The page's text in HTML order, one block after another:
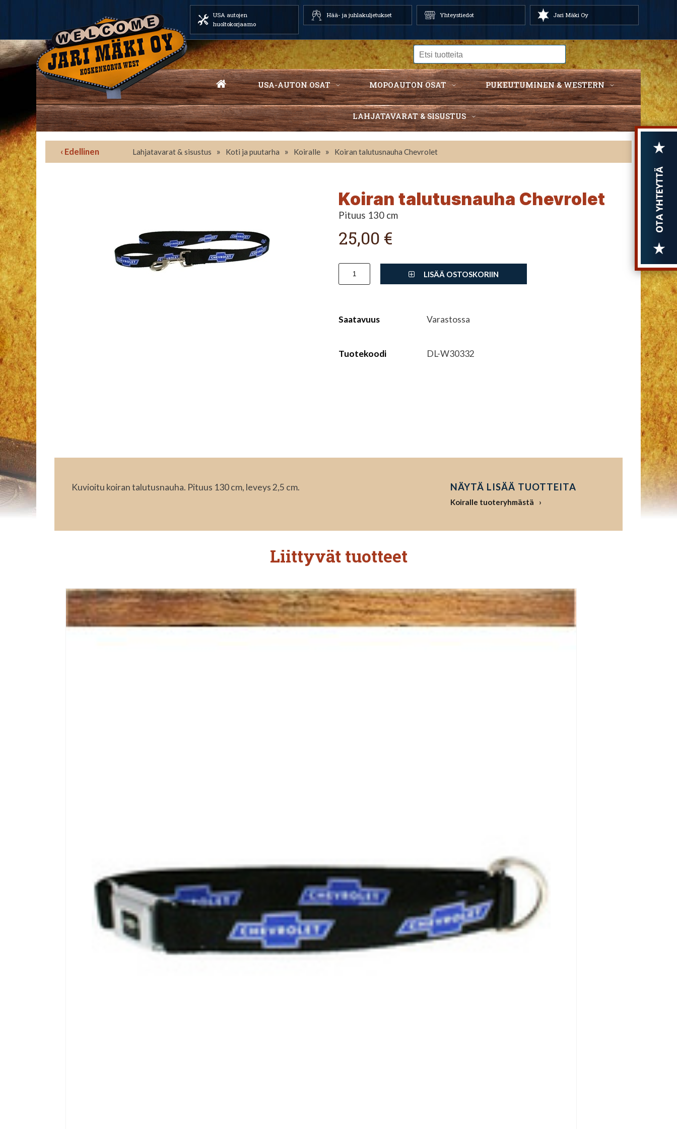
USA autojen
huoltokorjaamo
Hää- ja juhlakuljetukset Yhteystiedot Jari Mäki Oy
USA-AUTON OSAT MOPOAUTON OSAT PUKEUTUMINEN & WESTERN
LAHJATAVARAT & SISUSTUS
‹ Edellinen Lahjatavarat & sisustus » Koti ja puutarha » Koiralle » Koiran talutusnauha Chevrolet
Koiran talutusnauha Chevrolet
Pituus 130 cm
25,00 €
LISÄÄ OSTOSKORIIN
Saatavuus Varastossa
Tuotekoodi DL-W30332
Kuvioitu koiran talutusnauha. Pituus 130 cm, leveys 2,5 cm. NÄYTÄ LISÄÄ TUOTTEITA
Koiralle tuoteryhmästä
Liittyvät tuotteet